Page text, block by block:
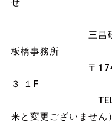
せ
三昌研磨材(株
板橋事務所
〒174-0052
３ １F
TEL ０３－
来と変更ございません）